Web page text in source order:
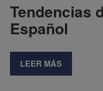
Tendencias
Español
LEER MÁS